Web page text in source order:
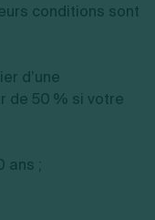
conditions sont
d’une
de 50 % si votre
ans ;